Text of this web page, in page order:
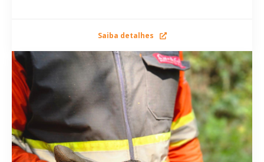
Saiba detalhes